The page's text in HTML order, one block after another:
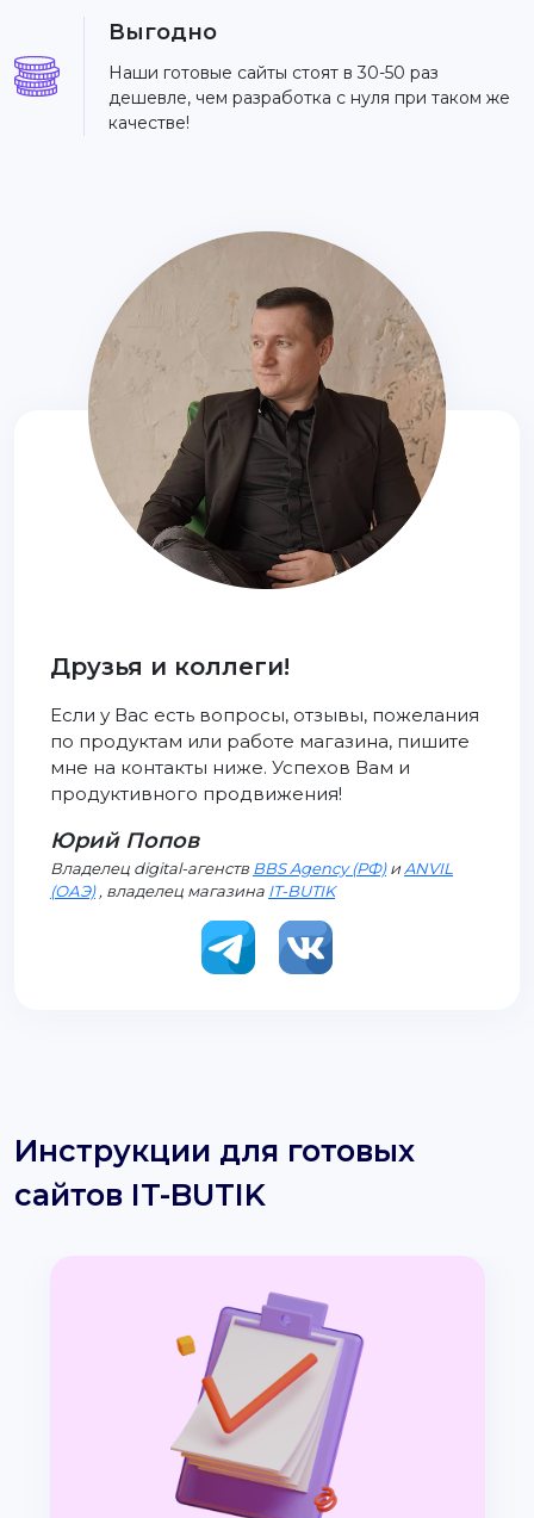
Выгодно
Наши готовые сайты стоят в 30-50 раз
дешевле, чем разработка с нуля при таком же
качестве!
Друзья и коллеги!
Если у Вас есть вопросы, отзывы, пожелания
по продуктам или работе магазина, пишите
мне на контакты ниже. Успехов Вам и
продуктивного продвижения!
Юрий Попов
Владелец digital-агенств BBS Agency (РФ)иANVIL
(ОАЭ), владелец магазина IT-BUTIK
Инструкции для готовых
сайтов IT-BUTIK